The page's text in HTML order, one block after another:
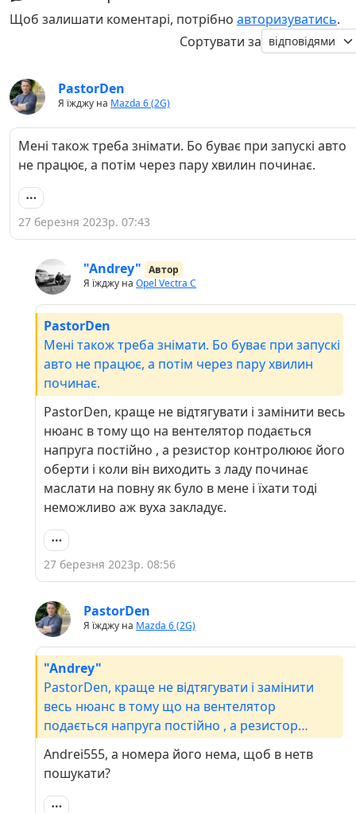
Щоб залишати коментарі, потрібно авторизуватись.
Сортувати за
PastorDen
Я їжджу на Mazda 6 (2G)
Мені також треба знімати. Бо буває при запускі авто
не працює, а потім через пару хвилин починає.
27 березня 2023р. 07:43
"Andrey" Автор
Я їжджу на Opel Vectra C
PastorDen
Мені також треба знімати. Бо буває при запускі
авто не працює, а потім через пару хвилин
починає.
PastorDen, краще не відтягувати і замінити весь
нюанс в тому що на вентелятор подається
напруга постійно , а резистор контролюює його
оберти і коли він виходить з ладу починає
маслати на повну як було в мене і їхати тоді
неможливо аж вуха закладує.
27 березня 2023р. 08:56
PastorDen
Я їжджу на Mazda 6 (2G)
"Andrey"
PastorDen, краще не відтягувати і замінити
весь нюанс в тому що на вентелятор
подається напруга постійно , а резистор
контролюює його оберти і коли він виходить з
ладу починає маслати на повну як було в мене
і їхати тоді неможливо аж вуха закладує.
Andrei555, а номера його нема, щоб в нетв
пошукати?